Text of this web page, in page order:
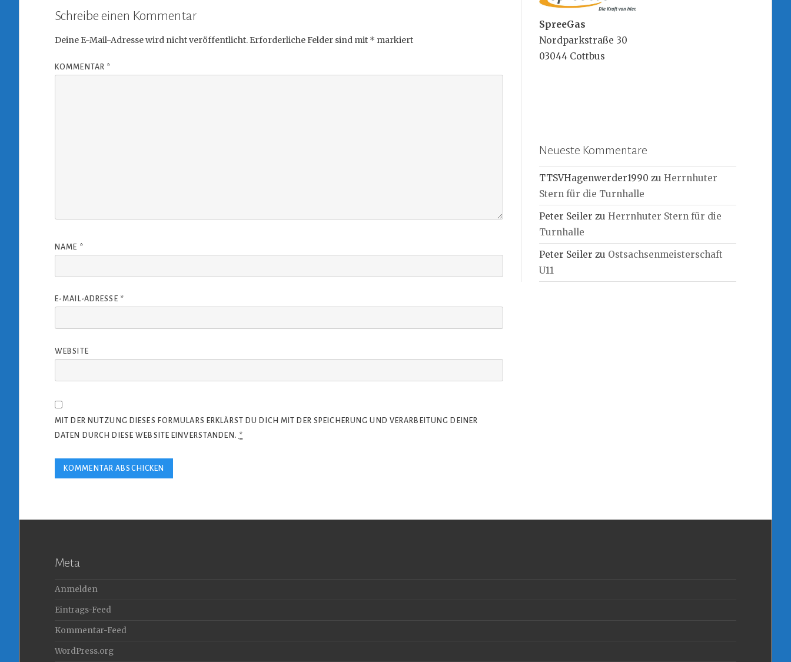
Schreibe einen Kommentar
Deine E-Mail-Adresse wird nicht veröffentlicht. Erforderliche Felder sind mit * markiert
KOMMENTAR *
NAME *
E-MAIL-ADRESSE *
WEBSITE
MIT DER NUTZUNG DIESES FORMULARS ERKLÄRST DU DICH MIT DER SPEICHERUNG UND VERARBEITUNG DEINER
DATEN DURCH DIESE WEBSITE EINVERSTANDEN. *
SpreeGas
Nordparkstraße 30
03044 Cottbus
Neueste Kommentare
TTSVHagenwerder1990 zuHerrnhuter
Stern für die Turnhalle
Peter Seiler zuHerrnhuter Stern für die
Turnhalle
Peter Seiler zu Ostsachsenmeisterschaft
U11
Meta
Anmelden
Eintrags-Feed
Kommentar-Feed
WordPress.org